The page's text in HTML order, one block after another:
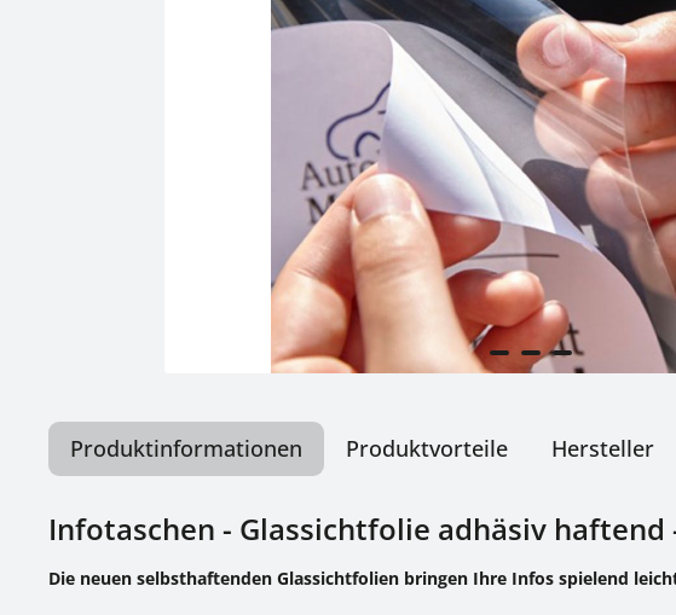
Produktinformationen Produktvorteile Hersteller
Infotaschen - Glassichtfolie adhäsiv
Die neuen selbsthaftenden Glassichtfolien bringen Ihre Infos spielend